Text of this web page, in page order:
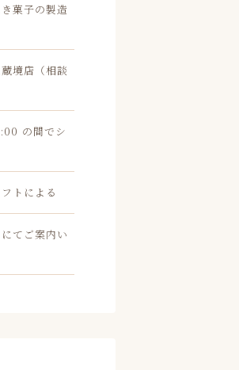
菓子の製造
境店（相談
の間でシ
トによる
てご案内い